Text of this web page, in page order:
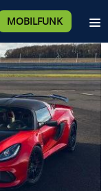
MOBILFUNK